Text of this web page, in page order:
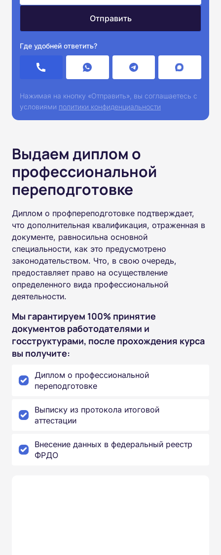
Где удобней ответить?
Нажимая на кнопку «Отправить», вы соглашаетесь с
условиями политики конфиденциальности
Выдаем диплом о
профессиональной
переподготовке
Диплом о профпереподготовке подтверждает,
что дополнительная квалификация, отраженная в
документе, равносильна основной
специальности, как это предусмотрено
законодательством. Что, в свою очередь,
предоставляет право на осуществление
определенного вида профессиональной
деятельности.
Мы гарантируем 100% принятие
документов работодателями и
госструктурами, после прохождения курса
вы получите:
Диплом о профессиональной
переподготовке
Выписку из протокола итоговой
аттестации
Внесение данных в федеральный реестр
ФРДО